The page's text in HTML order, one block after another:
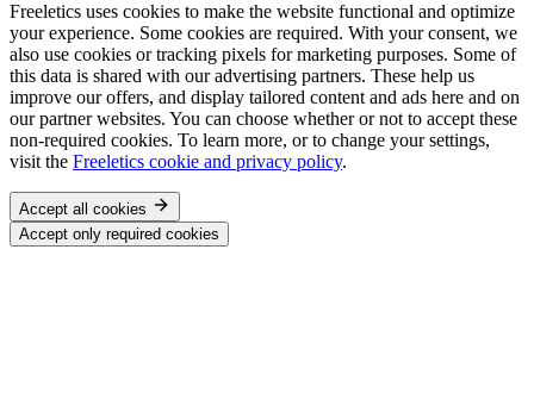
Freeletics uses cookies to make the website functional and optimize
your experience. Some cookies are required. With your consent, we
also use cookies or tracking pixels for marketing purposes. Some of
this data is shared with our advertising partners. These help us
improve our offers, and display tailored content and ads here and on
our partner websites. You can choose whether or not to accept these
non-required cookies. To learn more, or to change your settings,
visit the Freeletics cookie and privacy policy.
Accept all cookies
Accept only required cookies